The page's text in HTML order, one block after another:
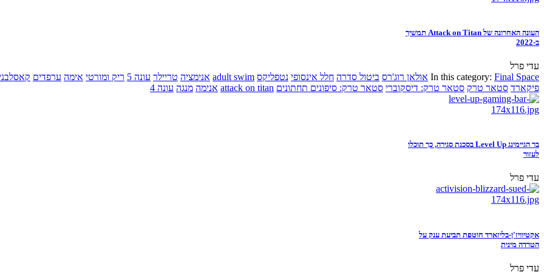
העונה האחרונה של Attack on Titan תמשיך
ב-2022
עדי פרל
In this category: Final Space אולאן רוג'רס ביטול סדרה חלל אינסופי נטפליקס adult swim אנימציה טריילר עונה 5 ריק ומורטי אימה ערפדים
פיקארד סטאר טרק סטאר טרק: דיסקוברי סטאר טרק: סיפונים תחתונים attack on titan אנימה מנגה עונה 4
בר הגיימינג Level Up בסכנת סגירה, כך תוכלו
לעזור
עדי פרל
אקטיוויז'ן-בליזארד חוטפת תביעת ענק על
הטרדה מינית
עדי פרל